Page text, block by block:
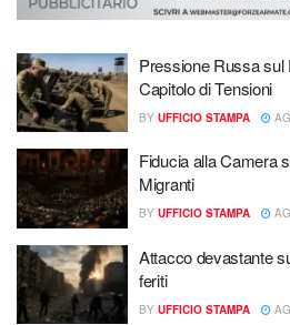
Pressione Russa
Capitolo di Tensioni
BY UFFICIO STAMPA
Fiducia alla Camera
Migranti
BY UFFICIO STAMPA
Attacco devastante
feriti
BY UFFICIO STAMPA